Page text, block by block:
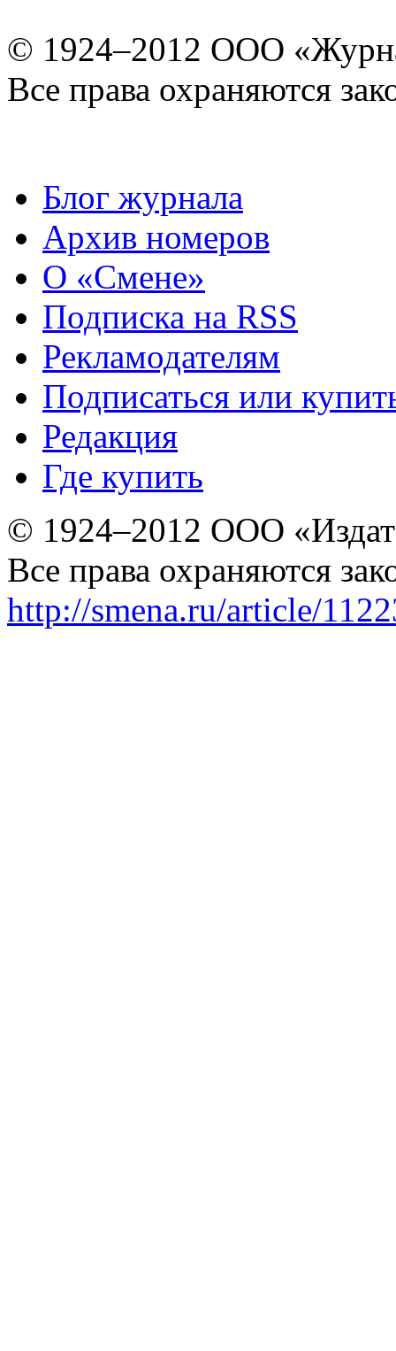
© 1924–2012 ООО
Все права охраняются
Блог журнала
Архив номеров
О «Смене»
Подписка на RSS
Рекламодателям
Подписаться или
Редакция
Где купить
© 1924–2012 ООО
Все права охраняются
http://smena.ru/article/